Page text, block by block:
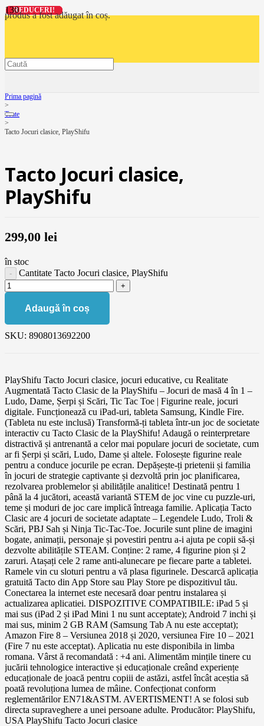
produsa fost adăugat în coș.
Prima pagină
>
Toate
>
Tacto Jocuri clasice, PlayShifu
Tacto Jocuri clasice,
PlayShifu
299,00 lei
în stoc
Cantitate Tacto Jocuri clasice, PlayShifu
Adaugă în coș
SKU: 8908013692200
PlayShifu Tacto Jocuri clasice, jocuri educative, cu Realitate
Augmentată Tacto Clasic de la PlayShifu – Jocuri de masă 4 în 1 –
Ludo, Dame, Șerpi și Scări, Tic Tac Toe | Figurine reale, jocuri
digitale. Funcționează cu iPad-uri, tableta Samsung, Kindle Fire.
(Tableta nu este inclusă) Transformă-ți tableta într-un joc de societate
interactiv cu Tacto Clasic de la PlayShifu! Adaugă o reinterpretare
distractivă și antrenantă a celor mai populare jocuri de societate, cum
ar fi Șerpi și scări, Ludo, Dame și altele. Folosește figurine reale
pentru a conduce jocurile pe ecran. Depășește-ți prietenii și familia
în jocuri de strategie captivante și dezvoltă prin joc planificarea,
rezolvarea problemelor și abilitățile analitice! Destinată pentru 1
până la 4 jucători, această variantă STEM de joc vine cu puzzle-uri,
teme și moduri de joc care implică întreaga familie. Aplicația Tacto
Clasic are 4 jocuri de societate adaptate – Legendele Ludo, Troli &
Scări, PBJ Sah și Ninja Tic-Tac-Toe. Jocurile sunt pline de imagini
bogate, animații, personaje și povestiri pentru a-i ajuta pe copii să-și
dezvolte abilitățile STEAM. Conține: 2 rame, 4 figurine pion și 2
zaruri. Atașați cele 2 rame anti-alunecare pe fiecare parte a tabletei.
Ramele vin cu sloturi pentru a vă plasa figurinele. Descarcă aplicația
gratuită Tacto din App Store sau Play Store pe dispozitivul tău.
Conectarea la internet este necesară doar pentru instalarea și
actualizarea aplicatiei. DISPOZITIVE COMPATIBILE: iPad 5 și
mai sus (iPad 2 și iPad Mini 1 nu sunt acceptate); Android 7 inchi și
mai sus, minim 2 GB RAM (Samsung Tab A nu este acceptat);
Amazon Fire 8 – Versiunea 2018 și 2020, versiunea Fire 10 – 2021
(Fire 7 nu este acceptat). Aplicatia nu este disponibila in limba
romana. Vârst ă recomandată : +4 ani. Alimentăm mințile tinere cu
jucării tehnologice interactive și educaționale creând experiențe
educaționale de joacă pentru copiii de astăzi, astfel încât aceștia să
poată revoluționa lumea de mâine. Confecționat conform
reglementărilor EN71&ASTM. AVERTISMENT! A se folosi sub
directa supraveghere a unei persoane adulte. Producător: PlayShifu,
USA PlayShifu Tacto Jocuri clasice
REDUCERI!
REDUCERI!
REDUCERI!
REDUCERI!